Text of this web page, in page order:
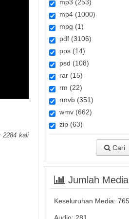
2284
mp3 (253)
mp4 (1000)
mpg (1)
pdf (3106)
pps (14)
psd (108)
rar (15)
rm (22)
rmvb (351)
wmv (662)
zip (63)
Cari
Jumlah
Keseluruhan Media: